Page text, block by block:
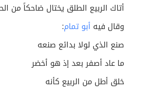
أتاك الربيع الطلق يختال ضاحكاً من
وقال فيه أبو تمام:
صنع الذي لولا بدائع صنعه
ما عاد أصفر بعد إذ هو أخضر
خلق أطل من الربيع كأنه